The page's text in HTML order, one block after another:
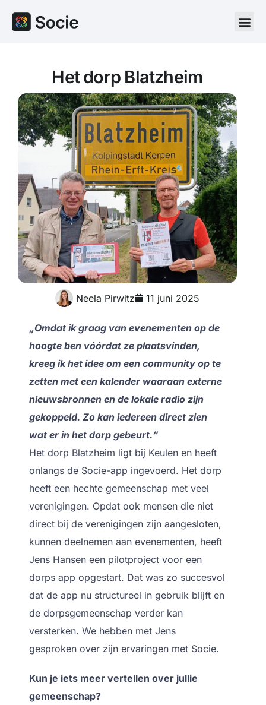
Het dorp Blatzheim
Neela Pirwitz 11 juni 2025
„Omdat ik graag van evenementen op de
hoogte ben vóórdat ze plaatsvinden,
kreeg ik het idee om een community op te
zetten met een kalender waaraan externe
nieuwsbronnen en de lokale radio zijn
gekoppeld. Zo kan iedereen direct zien
wat er in het dorp gebeurt.“
Het dorp Blatzheim ligt bij Keulen en heeft
onlangs de Socie-app ingevoerd. Het dorp
heeft een hechte gemeenschap met veel
verenigingen. Opdat ook mensen die niet
direct bij de verenigingen zijn aangesloten,
kunnen deelnemen aan evenementen, heeft
Jens Hansen een pilotproject voor een
dorps app opgestart. Dat was zo succesvol
dat de app nu structureel in gebruik blijft en
de dorpsgemeenschap verder kan
versterken. We hebben met Jens
gesproken over zijn ervaringen met Socie.
Kun je iets meer vertellen over jullie
gemeenschap?